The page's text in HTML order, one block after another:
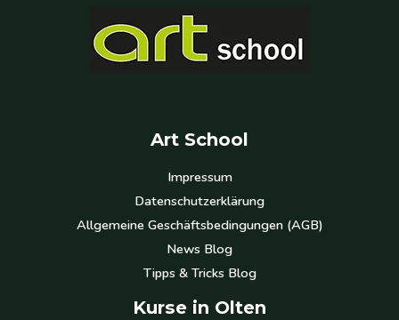
Art School
Impressum
Datenschutzerklärung
Allgemeine Geschäftsbedingungen (AGB)
News Blog
Tipps & Tricks Blog
Kurse in Olten